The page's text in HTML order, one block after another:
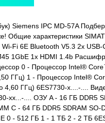
Siemens IPC MD-57A
Общие характеристики
Fi 6E Bluetooth V5.3 2x
1GbE 1x HDMI 1.4b
0 - Процессор Intel®
ГГц) 1 - Процессор Intel®
ГГц) 6ES7730-x....-....
xx...-.... ОЗУ A - 16 ГБ DDR5
C - 64 ГБ DDR5 SDRAM SO-
0 - 512 ГБ 1 - 1 ТБ 2 - 2 ТБ